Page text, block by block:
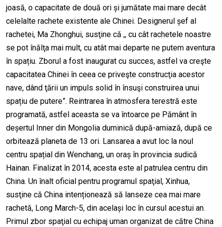
joasă, o capacitate de două ori și jumătate mai mare decât
celelalte rachete existente ale Chinei. Designerul șef al
rachetei, Ma Zhonghui, susţine că ,, cu cât rachetele noastre
se pot înălţa mai mult, cu atât mai departe ne putem aventura
în spațiu. Zborul a fost inaugurat cu succes, astfel va creşte
capacitatea Chinei în ceea ce priveşte construcţia acestor
nave, dând ţării un impuls solid în însuşi construirea unui
spațiu de putere”. Reintrarea în atmosfera terestră este
programată, astfel aceasta se va întoarce pe Pământ în
deșertul Inner din Mongolia duminică după-amiază, după ce
orbitează planeta de 13 ori. Lansarea a avut loc la noul
centru spațial din Wenchang, un oraș în provincia sudică
Hainan. Finalizat în 2014, acesta este al patrulea centru din
China. Un înalt oficial pentru programul spaţial, Xinhua,
susţine că China intenționează să lanseze cea mai mare
rachetă, Long March-5, din același loc în cursul acestui an.
Primul zbor spaţial cu echipaj uman organizat de către China